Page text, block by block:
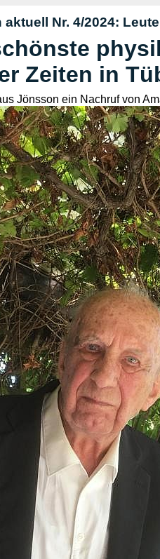
Nr. 4/2024: Leute
Zeiten in
Jönsson ein Nachruf von